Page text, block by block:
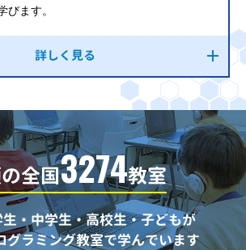
びます。
詳しく見る
全国3274教室
・中学生・高校生・子どもが
グラミング教室で学んでいます